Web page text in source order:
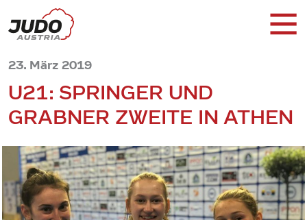
23. März 2019
U21: SPRINGER UND
GRABNER ZWEITE IN ATHEN